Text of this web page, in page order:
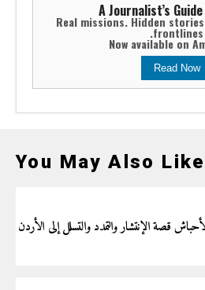
A Journalist’s
Real missions. Hidden
frontlines.
Read Now
You May Also Like
قصة الإنتشار والتمدد والتسلل إلى الأردن